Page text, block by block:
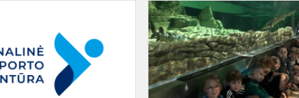
#SRF.
Naujas
sporto
projektas!